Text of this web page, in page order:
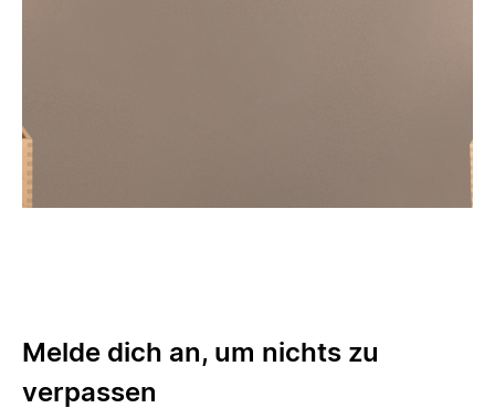
Melde dich an, um nichts zu
verpassen